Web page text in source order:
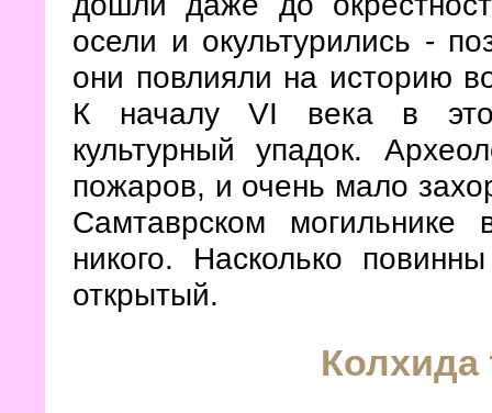
осели и окультурились -
они повлияли на историю
К началу VI века в
культурный упадок.
пожаров, и очень мало
Самтаврском
никого. Насколько
открытый.
Колхида